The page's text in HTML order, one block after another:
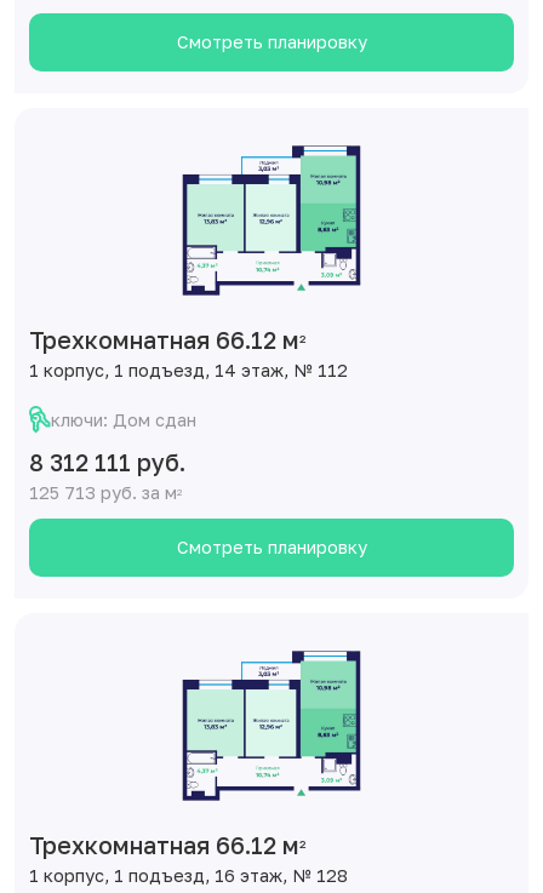
Смотреть планировку
Трехкомнатная 66.12 м2
1 корпус, 1 подъезд, 14 этаж, № 112
ключи: Дом сдан
8 312 111 руб.
125 713 руб. за м2
Смотреть планировку
Трехкомнатная 66.12 м2
1 корпус, 1 подъезд, 16 этаж, № 128